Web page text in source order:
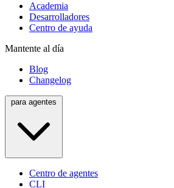
Academia
Desarrolladores
Centro de ayuda
Mantente al día
Blog
Changelog
Centro de agentes
CLI